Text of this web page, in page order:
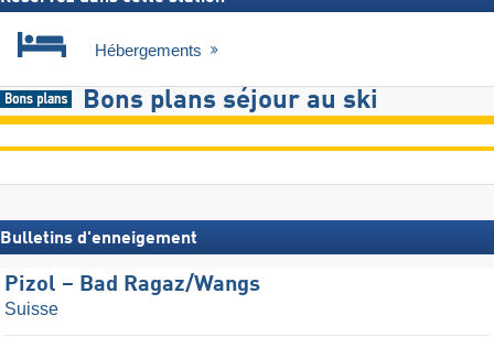
Hébergements
Bons plans séjour au ski
Bulletins d'enneigement
Pizol – Bad Ragaz/​Wangs
Suisse